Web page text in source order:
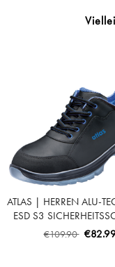
ATLAS | HERREN ALU-
ESD S3
BLACK | ROYAL
€109.90